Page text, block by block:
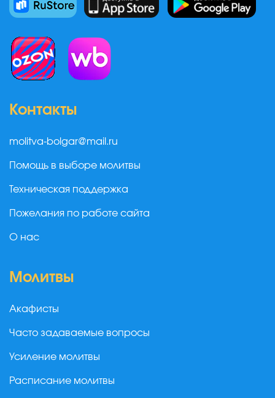
Контакты
molitva-bolgar@mail.ru
Помощь в выборе молитвы
Техническая поддержка
Пожелания по работе сайта
О нас
Молитвы
Акафисты
Часто задаваемые вопросы
Усиление молитвы
Расписание молитвы